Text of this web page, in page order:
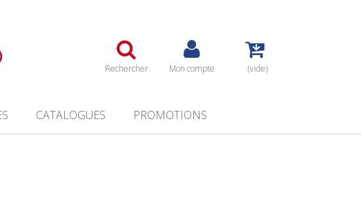
Rechercher Mon compte (vide)
CATALOGUES PROMOTIONS